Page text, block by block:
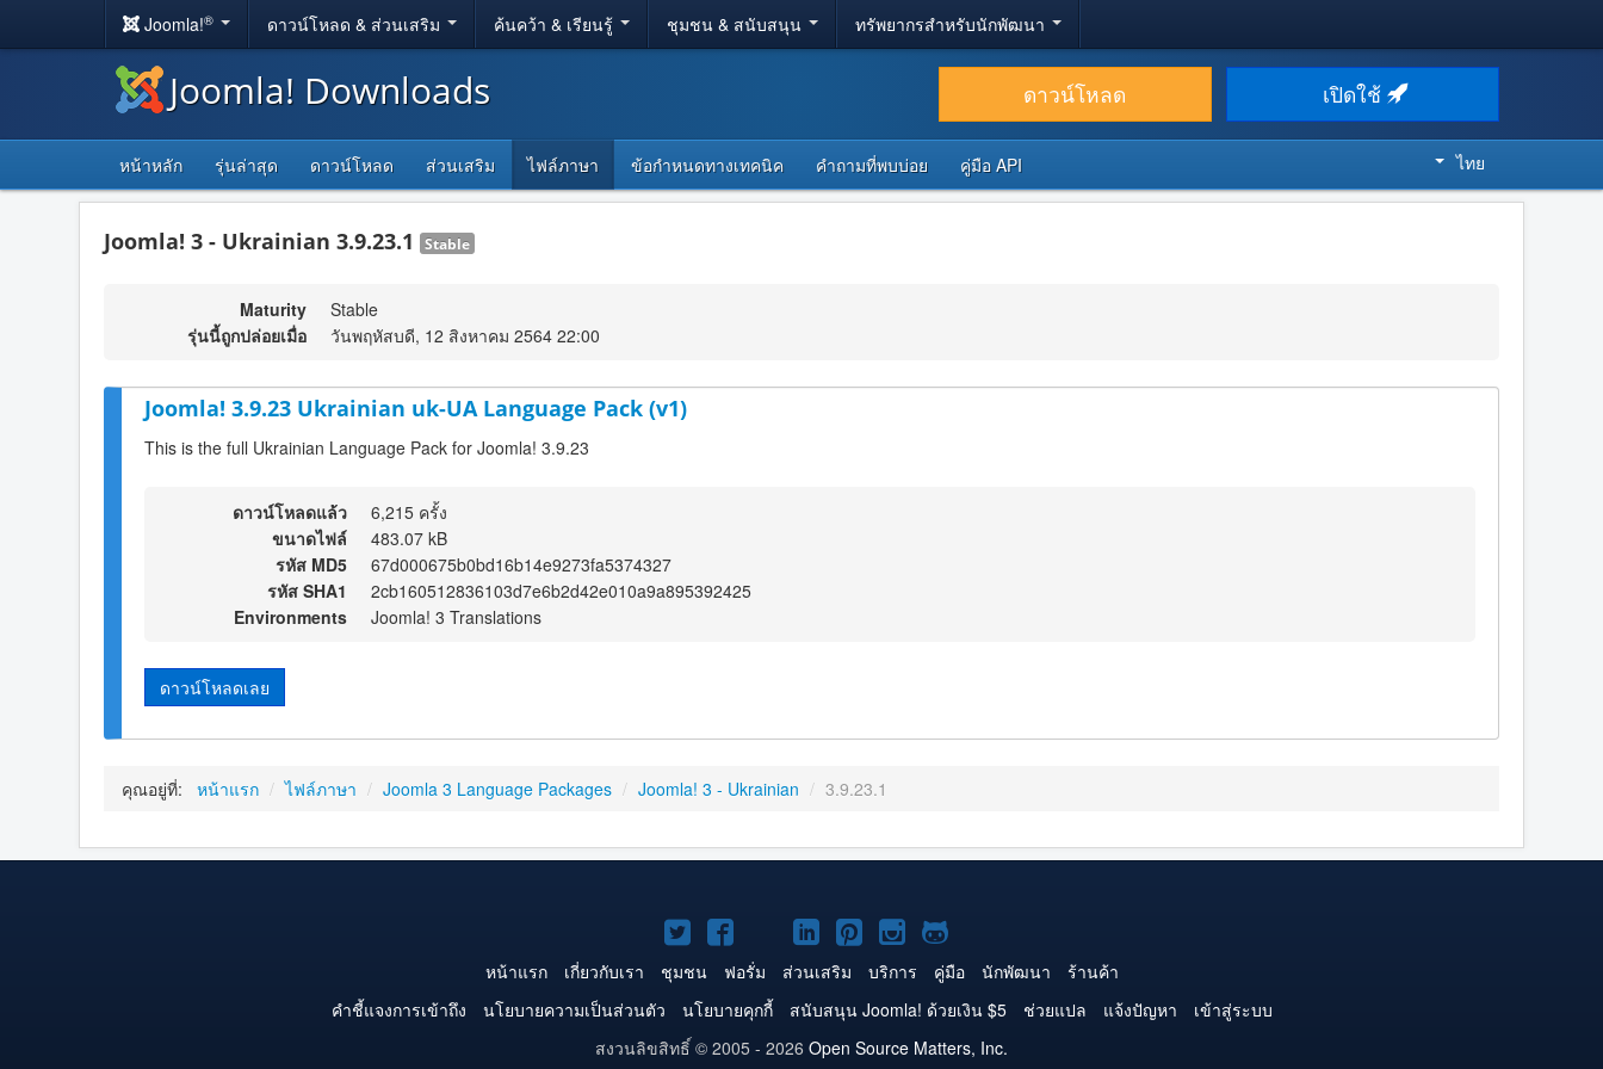
Joomla!® ดาวน์โหลด & ส่วนเสริม ค้นคว้า & เรียนรู้ ชุมชน & สนับสนุน ทรัพยากรสำหรับนักพัฒนา
Joomla! Downloads ดาวน์โหลด เปิดใช้
หน้าหลัก รุ่นล่าสุด ดาวน์โหลด ส่วนเสริม ไฟล์ภาษา ข้อกำหนดทางเทคนิค คำถามที่พบบ่อย คู่มือ API ไทย
Joomla! 3 - Ukrainian 3.9.23.1 Stable
Maturity
Stable
รุ่นนี้ถูกปล่อยเมื่อ
วันพฤหัสบดี, 12 สิงหาคม 2564 22:00
Joomla! 3.9.23 Ukrainian uk-UA Language Pack (v1)
This is the full Ukrainian Language Pack for Joomla! 3.9.23
ดาวน์โหลดแล้ว
6,215 ครั้ง
ขนาดไฟล์
483.07 kB
รหัส MD5
67d000675b0bd16b14e9273fa5374327
รหัส SHA1
2cb160512836103d7e6b2d42e010a9a895392425
Environments
Joomla! 3 Translations
ดาวน์โหลดเลย
คุณอยู่ที่: หน้าแรก / ไฟล์ภาษา / Joomla 3 Language Packages / Joomla! 3 - Ukrainian / 3.9.23.1
Joomla!
บน
Twitter
Joomla!
บน
Facebook
Joomla!
บน
YouTube
Joomla!
บน
LinkedIn
Joomla!
บน
Pinterest
Joomla!
บน
Instagram
Joomla!
บน
GitHub
หน้าแรก เกี่ยวกับเรา ชุมชน ฟอรั่ม ส่วนเสริม บริการ คู่มือ นักพัฒนา
ร้านค้า
คำชี้แจงการเข้าถึง
นโยบายความเป็นส่วนตัว นโยบายคุกกี้ สนับสนุน Joomla! ด้วยเงิน $5 ช่วยแปล แจ้งปัญหา
เข้าสู่ระบบ
สงวนลิขสิทธิ์ © 2005 - 2026 Open Source Matters, Inc.